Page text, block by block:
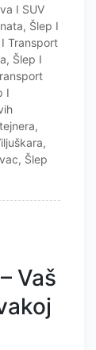
I SUV
, Šlep I
Transport
, Šlep I
I
,
,
, Šlep
Vaš